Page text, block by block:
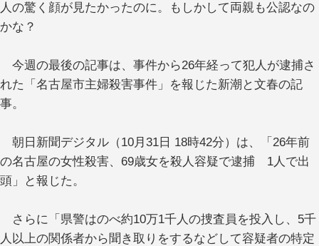
人の驚く顔が見たかったのに。もしかして両親も公認なの
かな？
今週の最後の記事は、事件から26年経って犯人が逮捕さ
れた「名古屋市主婦殺害事件」を報じた新潮と文春の記
事。
朝日新聞デジタル（10月31日 18時42分）は、「26年前
の名古屋の女性殺害、69歳女を殺人容疑で逮捕 1人で出
頭」と報じた。
さらに「県警はのべ約10万1千人の捜査員を投入し、5千
人以上の関係者から聞き取りをするなどして容疑者の特定